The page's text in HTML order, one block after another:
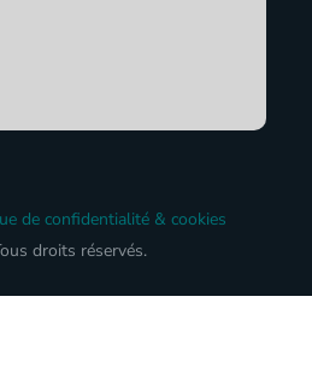
de confidentialité & cookies
droits réservés.